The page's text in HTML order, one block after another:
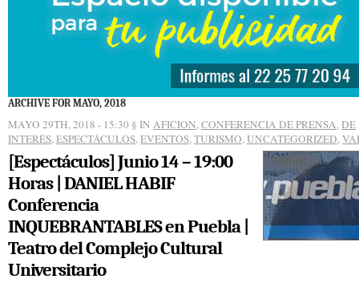
ARCHIVE FOR MAYO, 2018
MAYO 29TH, 2018 - 15:30 § IN AFICION,CONFERENCIA DE PRENSA,DE
INTERÉS,ESPECTÁCULOS,EVENTOS,TURISMO,UNCATEGORIZED,
[Espectáculos] Junio 14 – 19:00
Horas | DANIEL HABIF
Conferencia
INQUEBRANTABLES en Puebla |
Teatro del Complejo Cultural
Universitario